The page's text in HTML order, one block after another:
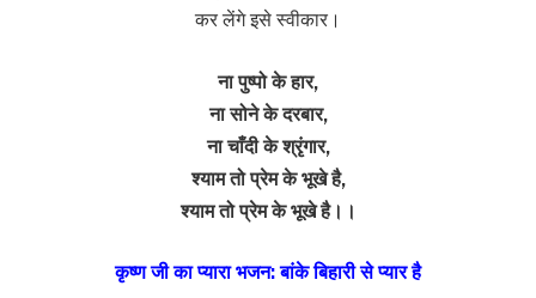
कर लेंगे इसे स्वीकार।
ना पुष्पो के हार,
ना सोने के दरबार,
ना चाँदी के श्रृंगार,
श्याम तो प्रेम के भूखे है,
श्याम तो प्रेम के भूखे है।।
कृष्ण जी का प्यारा भजन: बांके बिहारी से प्यार है